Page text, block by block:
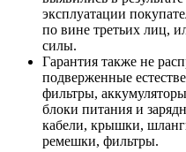
эксплуатации
по вине третьих лиц,
силы.
Гарантия также не
подверженные
фильтры,
блоки питания и
кабели, крышки,
ремешки, фильтры.